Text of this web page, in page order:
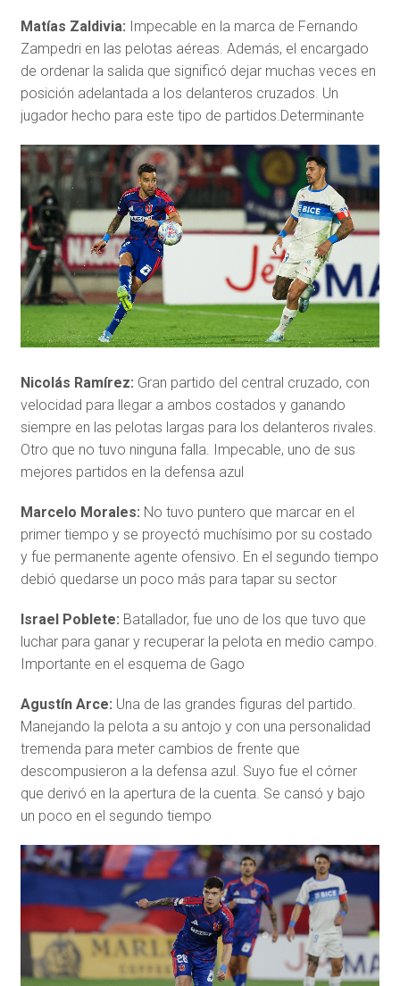
Matías Zaldivia: Impecable en la marca de Fernando
Zampedri en las pelotas aéreas. Además, el encargado
de ordenar la salida que significó dejar muchas veces en
posición adelantada a los delanteros cruzados. Un
jugador hecho para este tipo de partidos.Determinante
Nicolás Ramírez: Gran partido del central cruzado, con
velocidad para llegar a ambos costados y ganando
siempre en las pelotas largas para los delanteros rivales.
Otro que no tuvo ninguna falla. Impecable, uno de sus
mejores partidos en la defensa azul
Marcelo Morales: No tuvo puntero que marcar en el
primer tiempo y se proyectó muchísimo por su costado
y fue permanente agente ofensivo. En el segundo tiempo
debió quedarse un poco más para tapar su sector
Israel Poblete: Batallador, fue uno de los que tuvo que
luchar para ganar y recuperar la pelota en medio campo.
Importante en el esquema de Gago
Agustín Arce: Una de las grandes figuras del partido.
Manejando la pelota a su antojo y con una personalidad
tremenda para meter cambios de frente que
descompusieron a la defensa azul. Suyo fue el córner
que derivó en la apertura de la cuenta. Se cansó y bajo
un poco en el segundo tiempo